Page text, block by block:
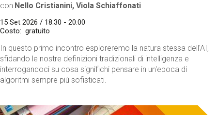
con Nello Cristianini, Viola Schiaffonati
15 Set 2026 / 18:30 - 20:00
Costo
gratuito
In questo primo incontro esploreremo la natura stessa dell'AI,
sfidando le nostre definizioni tradizionali di intelligenza e
interrogandoci su cosa significhi pensare in un'epoca di
algoritmi sempre più sofisticati.